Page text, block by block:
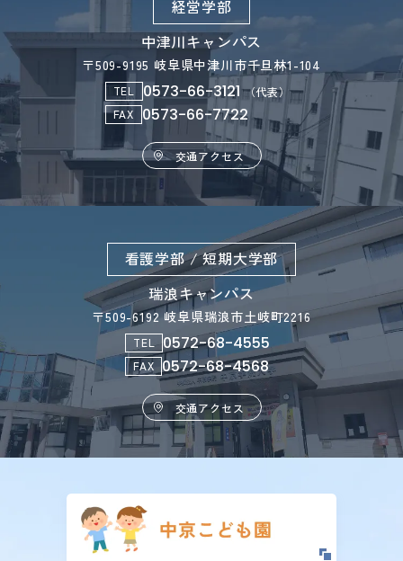
経営学部
中津川キャンパス
〒509-9195 岐阜県中津川市千旦林1-104
TEL 0573-66-3121 （代表）
FAX
0573-66-7722
交通アクセス
看護学部 / 短期大学部
瑞浪キャンパス
〒509-6192 岐阜県瑞浪市土岐町2216
TEL 0572-68-4555
FAX 0572-68-4568
交通アクセス